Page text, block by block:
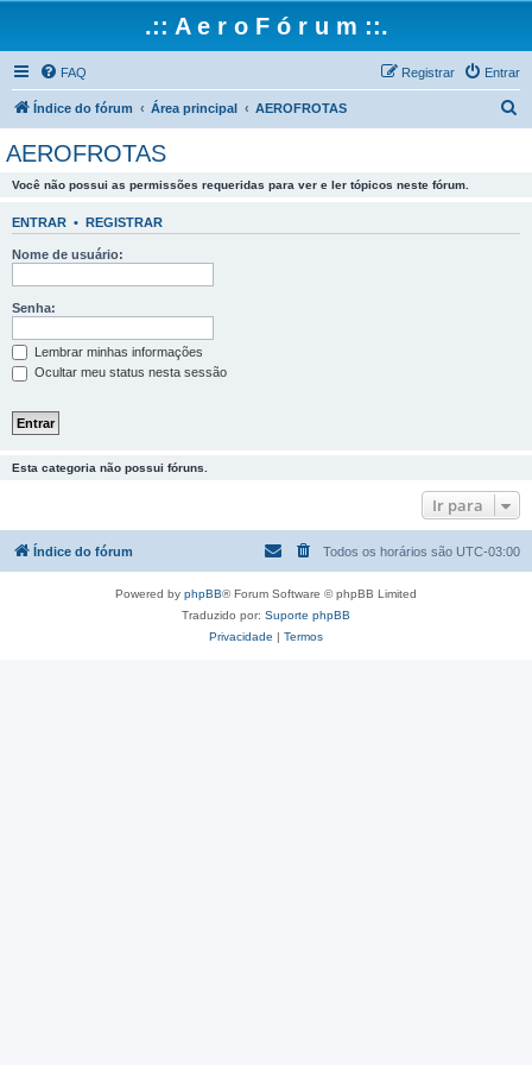
.:: A e r o F ó r u m ::.
FAQ Entrar
Registrar
Índice do fórum Área principal AEROFROTAS
AEROFROTAS
Você não possui as permissões requeridas para ver e ler tópicos neste fórum.
ENTRAR • REGISTRAR
Nome de usuário:
Senha:
Lembrar minhas informações
Ocultar meu status nesta sessão
Esta categoria não possui fóruns.
Ir para
Índice do fórum Todos os horários são UTC-03:00
Powered by phpBB® Forum Software © phpBB Limited
Traduzido por: Suporte phpBB
Privacidade | Termos